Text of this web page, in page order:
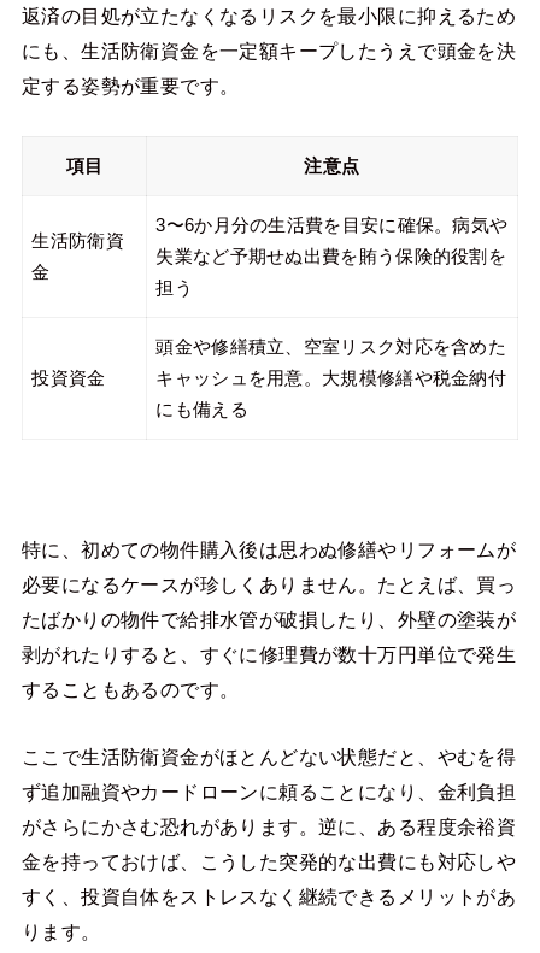
返済の目処が立たなくなるリスクを最小限に抑えるため
にも、生活防衛資金を一定額キープしたうえで頭金を決
定する姿勢が重要です。
項目 注意点
生活防衛資
金
3〜6か月分の生活費を目安に確保。病気や
失業など予期せぬ出費を賄う保険的役割を
担う
投資資金
頭金や修繕積立、空室リスク対応を含めた
キャッシュを用意。大規模修繕や税金納付
にも備える
特に、初めての物件購入後は思わぬ修繕やリフォームが
必要になるケースが珍しくありません。たとえば、買っ
たばかりの物件で給排水管が破損したり、外壁の塗装が
剥がれたりすると、すぐに修理費が数十万円単位で発生
することもあるのです。
ここで生活防衛資金がほとんどない状態だと、やむを得
ず追加融資やカードローンに頼ることになり、金利負担
がさらにかさむ恐れがあります。逆に、ある程度余裕資
金を持っておけば、こうした突発的な出費にも対応しや
すく、投資自体をストレスなく継続できるメリットがあ
ります。